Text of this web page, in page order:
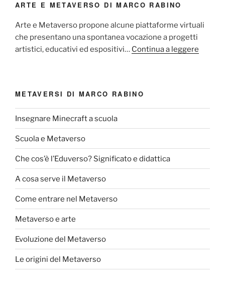
ARTE E METAVERSO DI MARCO RABINO
Arte e Metaverso propone alcune piattaforme virtuali
che presentano una spontanea vocazione a progetti
artistici, educativi ed espositivi… Continua a leggere
METAVERSI DI MARCO RABINO
Insegnare Minecraft a scuola
Scuola e Metaverso
Che cos’è l’Eduverso? Significato e didattica
A cosa serve il Metaverso
Come entrare nel Metaverso
Metaverso e arte
Evoluzione del Metaverso
Le origini del Metaverso